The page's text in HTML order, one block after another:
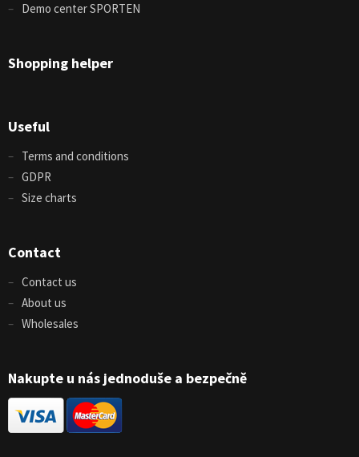
Demo center SPORTEN
Shopping helper
Useful
Terms and conditions
GDPR
Size charts
Contact
Contact us
About us
Wholesales
Nakupte u nás jednoduše a bezpečně